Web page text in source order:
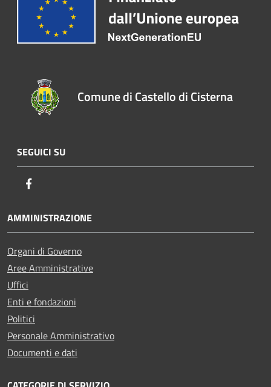
Comune di Castello di Cisterna
SEGUICI SU
AMMINISTRAZIONE
Organi di Governo
Aree Amministrative
Uffici
Enti e fondazioni
Politici
Personale Amministrativo
Documenti e dati